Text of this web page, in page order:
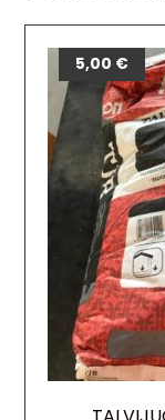
5,00 €